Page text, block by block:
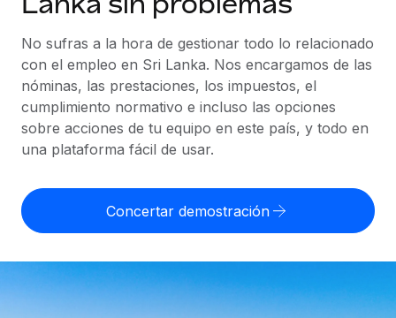
EMPLEO GLOBAL
Nómina global
Gestiona las nóminas de forma sencilla y conforme a la
legalidad.
Employer of Record
Expándete en todo el mundo sin gastar en entidades.
cumpliendo la normativa.
Integra y gestiona a autónomos globalmente.
COBERTURA MUNDIAL
Explorador de países
Consulta el soporte del empleo global según el país.
Explorador estatal de EE. UU.
Simplifica la contratación en todos los estados de EE.
Comparador de Remote
Compáranos con otras empresas.
ETAPAS DE CRECIMIENTO
Recursos
HERRAMIENTAS Y CALCULADORAS
Calculadora del riesgo de clasificación errónea
Consulta el riesgo de clasificación errónea por país.
cualquier país.
Descubre opciones de divisas y tiempos de pago para
Precios
English
Nederlands
Français
No sufras a la hora de gestionar todo lo relacionado
con el empleo en Sri Lanka. Nos encargamos de las
nóminas, las prestaciones, los impuestos, el
cumplimiento normativo e incluso las opciones
sobre acciones de tu equipo en este país, y todo en
una plataforma fácil de usar.
Concertar demostración